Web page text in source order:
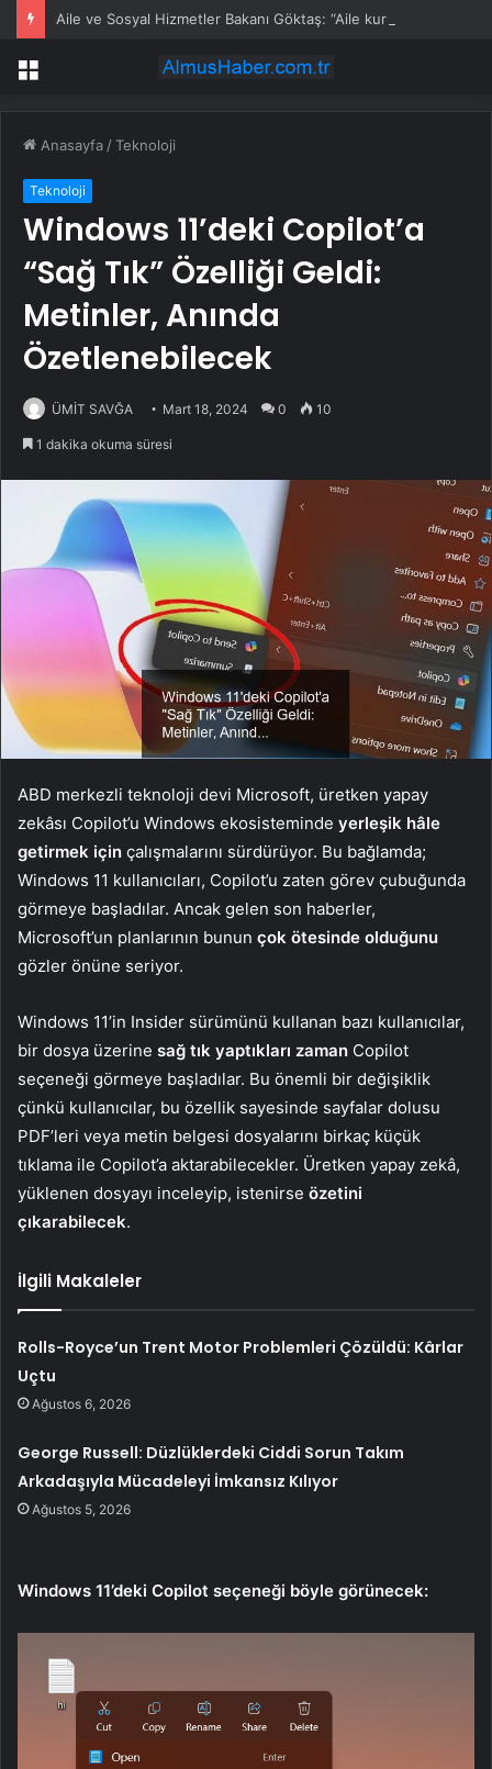
Menü
Anasayfa /Teknoloji
Teknoloji
Windows 11’deki Copilot’a
“Sağ Tık” Özelliği Geldi:
Metinler, Anında
Özetlenebilecek
ÜMİT SAVĞA Mart 18, 2024 0 10
1 dakika okuma süresi
ABD merkezli teknoloji devi Microsoft, üretken yapay
zekâsı Copilot’u Windows ekosisteminde yerleşik hâle
getirmek için çalışmalarını sürdürüyor. Bu bağlamda;
Windows 11 kullanıcıları, Copilot’u zaten görev çubuğunda
görmeye başladılar. Ancak gelen son haberler,
Microsoft’un planlarının bunun çok ötesinde olduğunu
gözler önüne seriyor.
Windows 11’in Insider sürümünü kullanan bazı kullanıcılar,
bir dosya üzerine sağ tık yaptıkları zaman Copilot
seçeneği görmeye başladılar. Bu önemli bir değişiklik
çünkü kullanıcılar, bu özellik sayesinde sayfalar dolusu
PDF’leri veya metin belgesi dosyalarını birkaç küçük
tıklama ile Copilot’a aktarabilecekler. Üretken yapay zekâ,
yüklenen dosyayı inceleyip, istenirse özetini
çıkarabilecek.
İlgili Makaleler
Rolls-Royce’un Trent Motor Problemleri Çözüldü: Kârlar
Uçtu
Ağustos 6, 2026
George Russell: Düzlüklerdeki Ciddi Sorun Takım
Arkadaşıyla Mücadeleyi İmkansız Kılıyor
Ağustos 5, 2026
Windows 11’deki Copilot seçeneği böyle görünecek: